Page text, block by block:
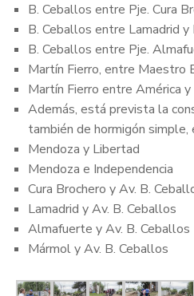
B. Ceballos entre Pje. Cura
B. Ceballos entre Lamadrid
B. Ceballos entre Pje.
Martín Fierro, entre Maestro
Martín Fierro entre América y
Además, está prevista la
también de hormigón simple,
Mendoza y Libertad
Mendoza e Independencia
Cura Brochero y Av. B.
Lamadrid y Av. B. Ceballos
Almafuerte y Av. B. Ceballos
Mármol y Av. B. Ceballos